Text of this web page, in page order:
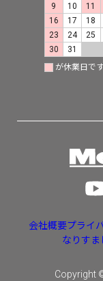
9
10 11
16
17 18
23
24 25
30
31
が休業日で
会社概要プライ
なりす
Copyright